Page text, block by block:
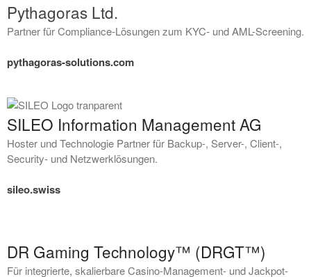
Pythagoras Ltd.
Partner für Compliance-Lösungen zum KYC- und AML-Screening.
pythagoras-solutions.com
SILEO Information Management AG
Hoster und Technologie Partner für Backup-, Server-, Client-,
Security- und Netzwerklösungen.
sileo.swiss
DR Gaming Technology™ (DRGT™)
Für integrierte, skalierbare Casino-Management- und Jackpot-